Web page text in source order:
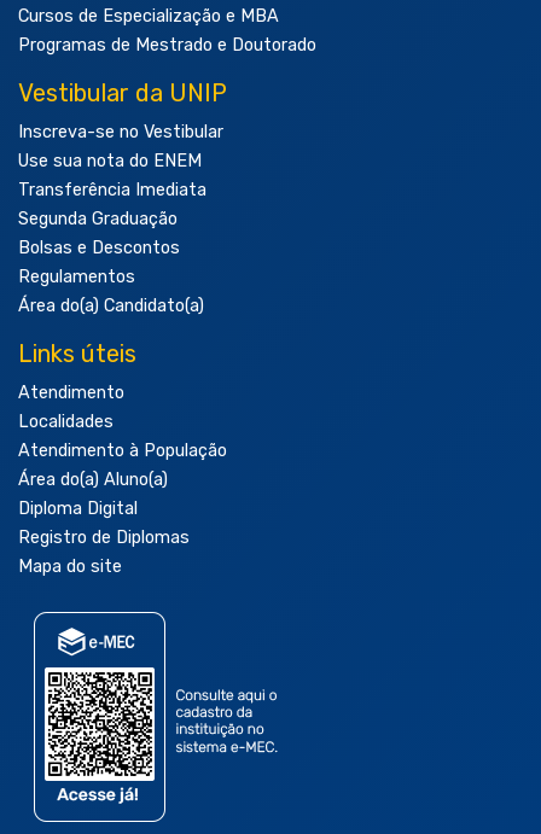
Cursos de Especialização e MBA
Programas de Mestrado e Doutorado
Vestibular da UNIP
Inscreva-se no Vestibular
Use sua nota do ENEM
Transferência Imediata
Segunda Graduação
Bolsas e Descontos
Regulamentos
Área do(a) Candidato(a)
Links úteis
Atendimento
Localidades
Atendimento à População
Área do(a) Aluno(a)
Diploma Digital
Registro de Diplomas
Mapa do site